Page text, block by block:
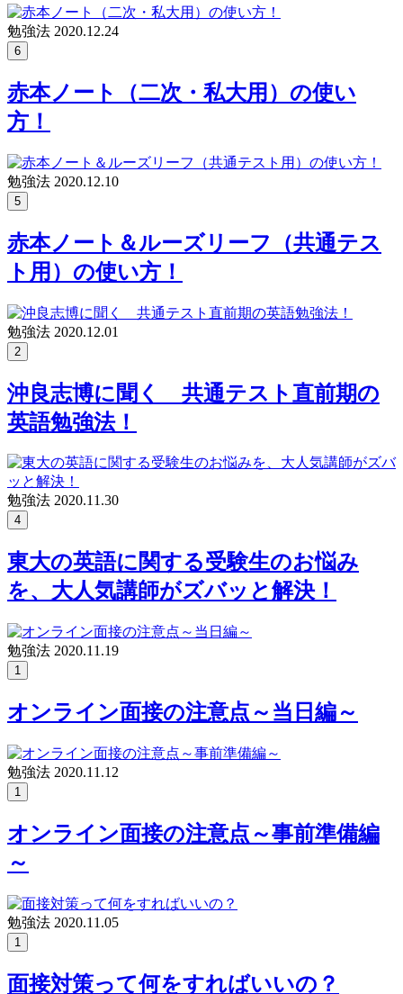
勉強法 2020.12.24
6
赤本ノート（二次・私大用）の使い
方！
勉強法 2020.12.10
5
赤本ノート＆ルーズリーフ（共通テス
ト用）の使い方！
勉強法 2020.12.01
2
沖良志博に聞く 共通テスト直前期の
英語勉強法！
勉強法 2020.11.30
4
東大の英語に関する受験生のお悩み
を、大人気講師がズバッと解決！
勉強法 2020.11.19
1
オンライン面接の注意点～当日編～
勉強法 2020.11.12
1
オンライン面接の注意点～事前準備編
～
勉強法 2020.11.05
1
面接対策って何をすればいいの？